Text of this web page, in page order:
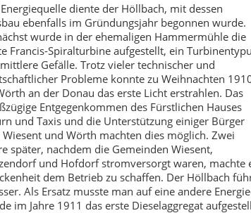
diente der Höllbach, mit dessen
ebenfalls im Gründungsjahr begonnen wurde.
wurde in der ehemaligen Hammermühle die
Francis-Spiralturbine aufgestellt, ein
Gefälle. Trotz vieler technischer und
Probleme konnte zu Weihnachten
an der Donau das erste Licht erstrahlen. Das
Entgegenkommen des Fürstlichen Hauses
und Taxis und die Unterstützung einiger Bürger
Wiesent und Wörth machten dies möglich. Zwei
später, nachdem die Gemeinden Wiesent,
und Hofdorf stromversorgt waren, machte
dem Betrieb zu schaffen. Der Höllbach
Als Ersatz musste man auf eine andere
im Jahre 1911 das erste Dieselaggregat